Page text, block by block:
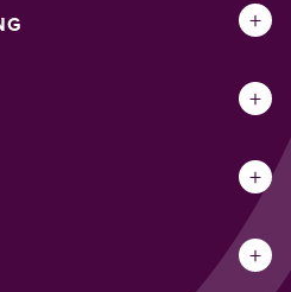
+
+
+
+